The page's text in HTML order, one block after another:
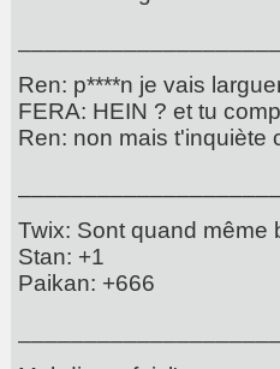
Ren: p****n je vais
FERA: HEIN ? et tu
Ren: non mais t'inquiète
Twix: Sont quand même
Stan: +1
Paikan: +666